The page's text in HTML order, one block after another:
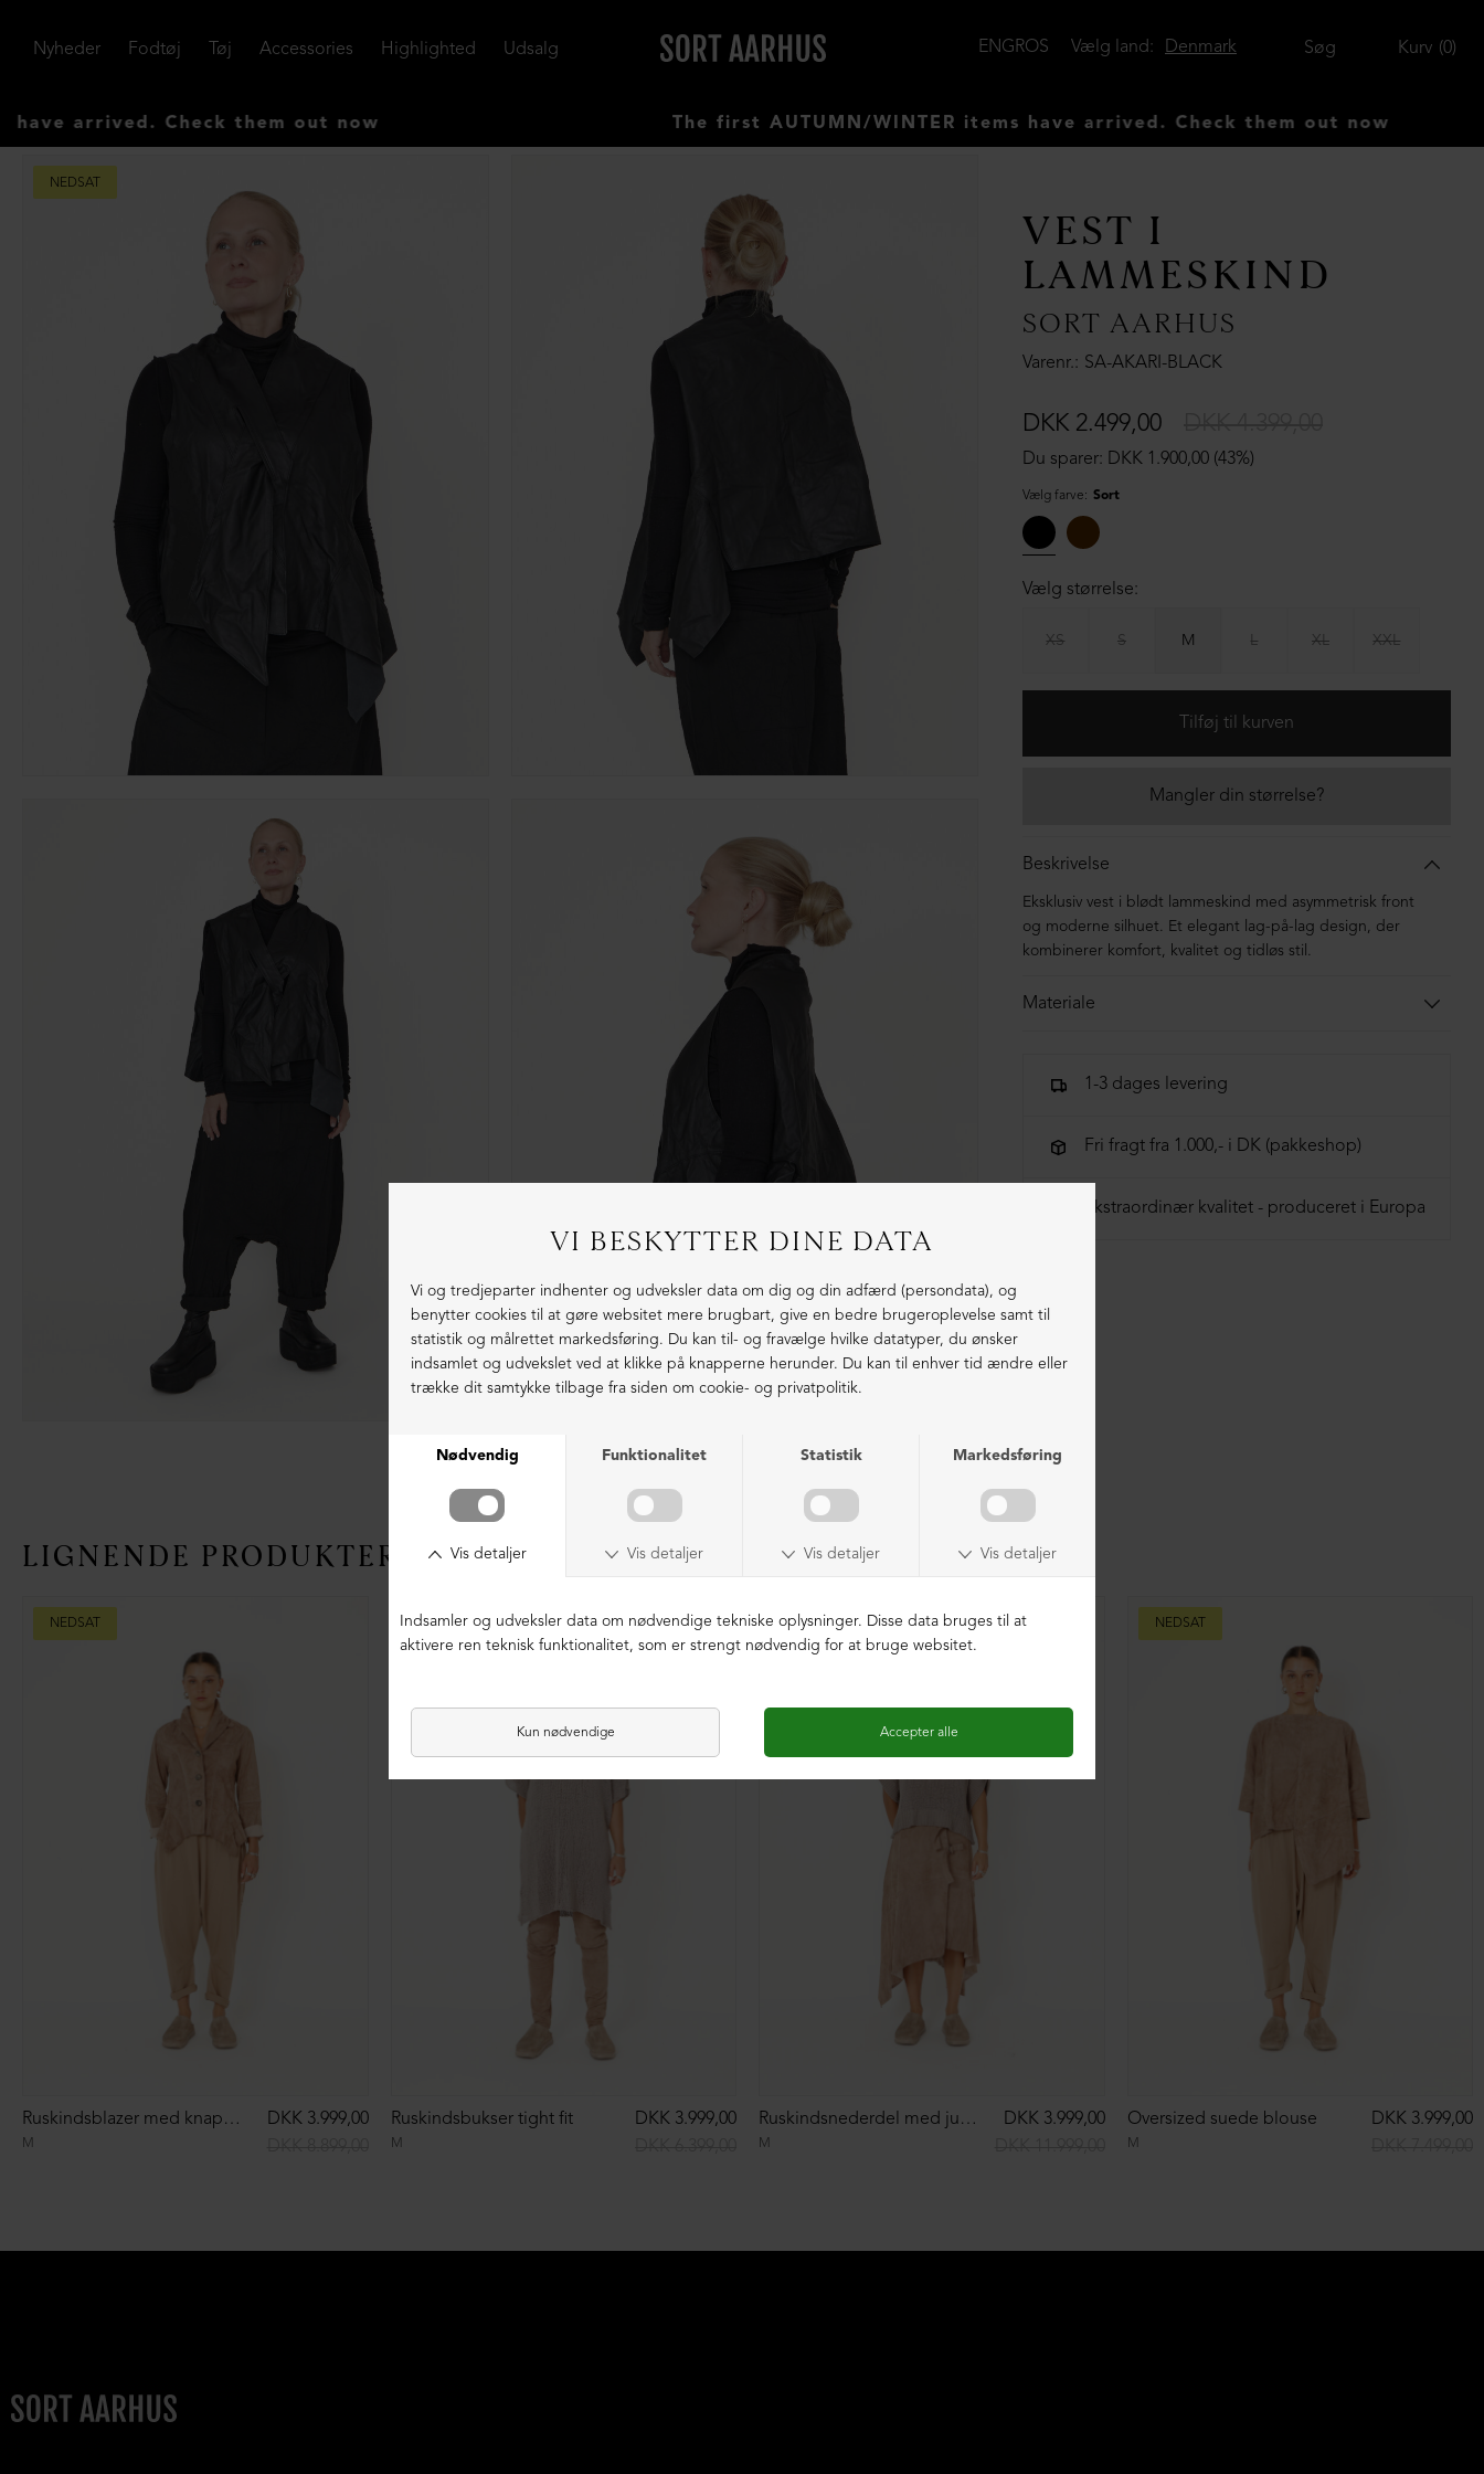
Nyheder Fodtøj Tøj Accessories Highlighted Udsalg Kurv 0
Søg
Denmark
Vælg land:
ENGROS
arrived. Check them out now The first AUTUMN/WINTER items have arrived. Check them out now
NEDSAT
VEST I
LAMMESKIND
SORT AARHUS
Varenr. SA-AKARI-BLACK
Du sparer: DKK 1.900,00 (43%)
DKK 2.499,00
Vælg farve: Sort
Vælg størrelse:
XS S M L XL XXL
Mangler din størrelse?
Beskrivelse
Eksklusiv vest i blødt lammeskind med asymmetrisk front
og moderne silhuet. Et elegant lag-på-lag design, der
kombinerer komfort, kvalitet og tidløs stil.
Materiale
1-3 dages levering
Fri fragt fra 1.000,- i DK (pakkeshop)
Ekstraordinær kvalitet - produceret i Europa
LIGNENDE PRODUKTER
NEDSAT
M
Ruskindsblazer med knapper
DKK 3.999,00
NEDSAT
M
Ruskindsbukser tight fit
DKK 3.999,00
NEDSAT
M
Ruskindsnederdel med justérbare remme
DKK 3.999,00
NEDSAT
M
Oversized suede blouse
DKK 3.999,00